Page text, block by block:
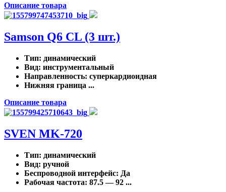
Описание товара
Samson Q6 CL (3 шт.)
Тип: динамический
Вид: инструментальный
Направленность: суперкардиоидная
Нижняя граница ...
Описание товара
SVEN MK-720
Тип: динамический
Вид: ручной
Беспроводной интерфейс: Да
Рабочая частота: 87.5 — 92 ...